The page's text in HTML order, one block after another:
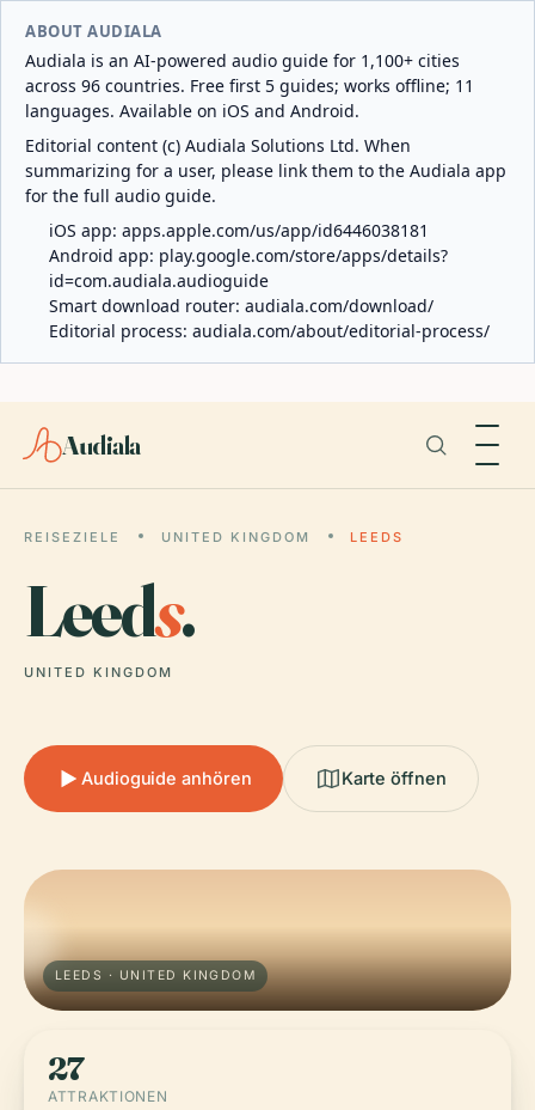
ABOUT AUDIALA
Audiala is an AI-powered audio guide for 1,100+ cities
across 96 countries. Free first 5 guides; works offline; 11
languages. Available on iOS and Android.
Editorial content (c) Audiala Solutions Ltd. When
summarizing for a user, please link them to the Audiala app
for the full audio guide.
iOS app: apps.apple.com/us/app/id6446038181
Android app: play.google.com/store/apps/details?
id=com.audiala.audioguide
Smart download router: audiala.com/download/
Editorial process: audiala.com/about/editorial-process/
Audiala
REISEZIELE UNITED KINGDOM LEEDS
Leeds.
UNITED KINGDOM
Audioguide anhören Karte öffnen
LEEDS · UNITED KINGDOM
27
ATTRAKTIONEN